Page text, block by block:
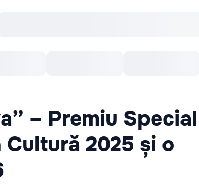
– Premiu Special
2025 și o